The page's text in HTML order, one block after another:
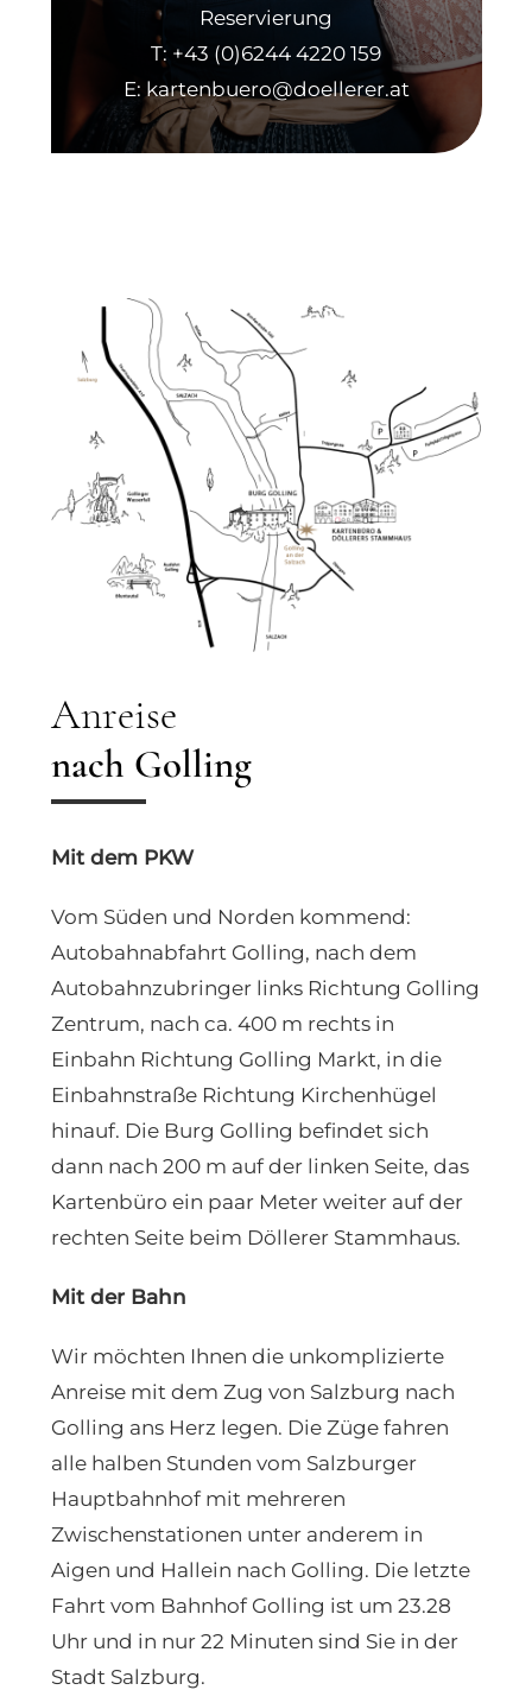
Reservierung
T: +43 (0)6244 4220 159
E: kartenbuero@doellerer.at
Anreise
nach Golling
Mit dem PKW
Vom Süden und Norden kommend:
Autobahnabfahrt Golling, nach dem
Autobahnzubringer links Richtung Golling
Zentrum, nach ca. 400 m rechts in
Einbahn Richtung Golling Markt, in die
Einbahnstraße Richtung Kirchenhügel
hinauf. Die Burg Golling befindet sich
dann nach 200 m auf der linken Seite, das
Kartenbüro ein paar Meter weiter auf der
rechten Seite beim Döllerer Stammhaus.
Mit der Bahn
Wir möchten Ihnen die unkomplizierte
Anreise mit dem Zug von Salzburg nach
Golling ans Herz legen. Die Züge fahren
alle halben Stunden vom Salzburger
Hauptbahnhof mit mehreren
Zwischenstationen unter anderem in
Aigen und Hallein nach Golling. Die letzte
Fahrt vom Bahnhof Golling ist um 23.28
Uhr und in nur 22 Minuten sind Sie in der
Stadt Salzburg.